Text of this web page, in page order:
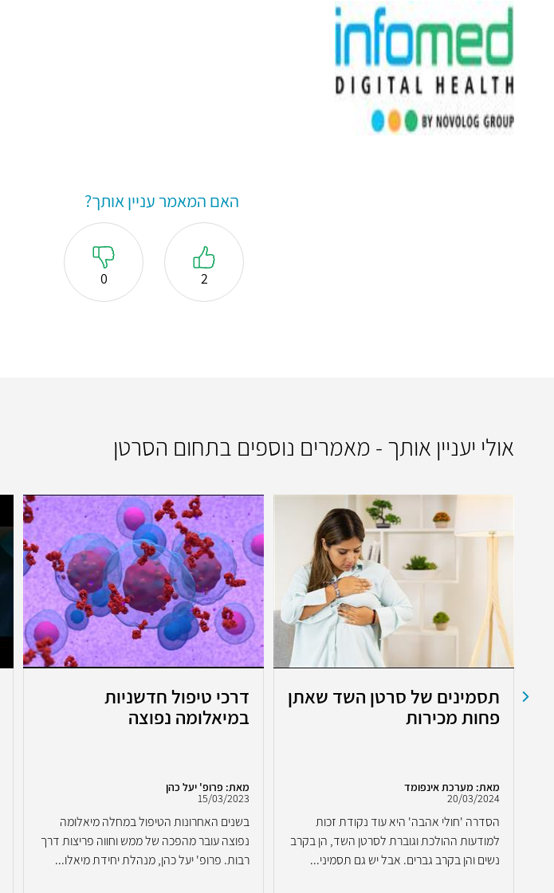
האם המאמר עניין אותך?
2
0
אולי יעניין אותך - מאמרים נוספים בתחום הסרטן
תסמינים של סרטן השד שאתן
פחות מכירות
מאת: מערכת אינפומד
20/03/2024
הסדרה 'חולי אהבה' היא עוד נקודת זכות
למודעות ההולכת וגוברת לסרטן השד, הן בקרב
נשים והן בקרב גברים. אבל יש גם תסמיני...
דרכי טיפול חדשניות
במיאלומה נפוצה
מאת: פרופ' יעל כהן
15/03/2023
בשנים האחרונות הטיפול במחלה מיאלומה
נפוצה עובר מהפכה של ממש וחווה פריצות דרך
רבות. פרופ' יעל כהן, מנהלת יחידת מיאלו...